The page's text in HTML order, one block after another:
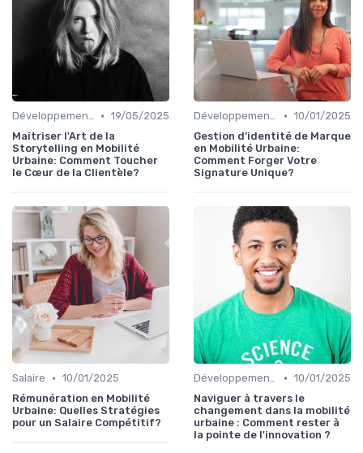
Développement personnel • 19/05/2025
Maîtriser l'Art de la
Storytelling en Mobilité
Urbaine: Comment Toucher
le Cœur de la Clientèle?
Développement personnel • 10/01/2025
Gestion d’identité de Marque
en Mobilité Urbaine:
Comment Forger Votre
Signature Unique?
Salaire • 10/01/2025
Rémunération en Mobilité
Urbaine: Quelles Stratégies
pour un Salaire Compétitif?
Développement personnel • 10/01/2025
Naviguer à travers le
changement dans la mobilité
urbaine : Comment rester à
la pointe de l'innovation ?